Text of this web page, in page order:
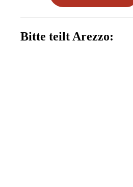
Bitte teilt Arezzo: